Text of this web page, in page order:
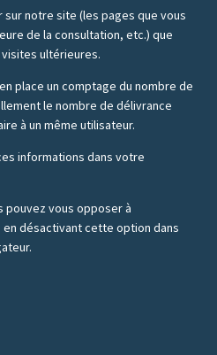
notre site (les pages que vous
de la consultation, etc.) que
ultérieures.
place un comptage du nombre de
le nombre de délivrance
à un même utilisateur.
informations dans votre
pouvez vous opposer à
désactivant cette option dans